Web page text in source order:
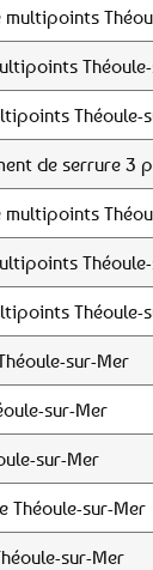
multipoints
Théoule-
de serrure 3
multipoints
Théoule-
sur-Mer
sur-Mer
sur-Mer
Théoule-sur-Mer
sur-Mer